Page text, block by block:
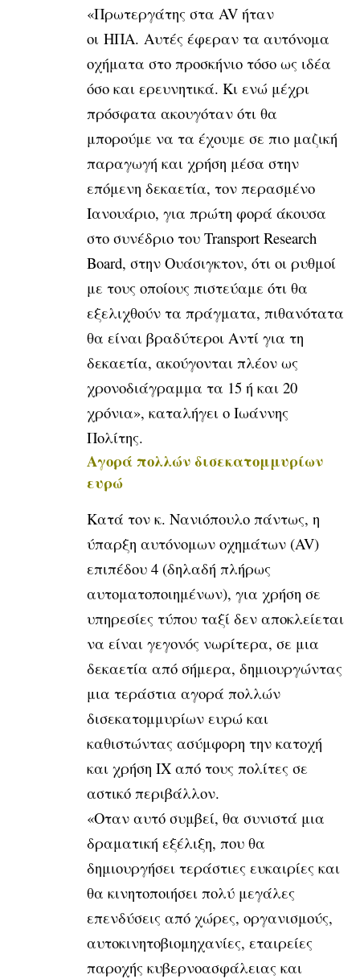
«Πρωτεργάτης στα AV ήταν
οι ΗΠΑ. Αυτές έφεραν τα αυτόνομα
οχήματα στο προσκήνιο τόσο ως ιδέα
όσο και ερευνητικά. Κι ενώ μέχρι
πρόσφατα ακουγόταν ότι θα
μπορούμε να τα έχουμε σε πιο μαζική
παραγωγή και χρήση μέσα στην
επόμενη δεκαετία, τον περασμένο
Ιανουάριο, για πρώτη φορά άκουσα
στο συνέδριο του Transport Research
Board, στην Ουάσιγκτον, ότι οι ρυθμοί
με τους οποίους πιστεύαμε ότι θα
εξελιχθούν τα πράγματα, πιθανότατα
θα είναι βραδύτεροι Αντί για τη
δεκαετία, ακούγονται πλέον ως
χρονοδιάγραμμα τα 15 ή και 20
χρόνια», καταλήγει ο Ιωάννης
Πολίτης.
Αγορά πολλών δισεκατομμυρίων
ευρώ
Κατά τον κ. Νανιόπουλο πάντως, η
ύπαρξη αυτόνομων οχημάτων (AV)
επιπέδου 4 (δηλαδή πλήρως
αυτοματοποιημένων), για χρήση σε
υπηρεσίες τύπου ταξί δεν αποκλείεται
να είναι γεγονός νωρίτερα, σε μια
δεκαετία από σήμερα, δημιουργώντας
μια τεράστια αγορά πολλών
δισεκατομμυρίων ευρώ και
καθιστώντας ασύμφορη την κατοχή
και χρήση ΙΧ από τους πολίτες σε
αστικό περιβάλλον.
«Οταν αυτό συμβεί, θα συνιστά μια
δραματική εξέλιξη, που θα
δημιουργήσει τεράστιες ευκαιρίες και
θα κινητοποιήσει πολύ μεγάλες
επενδύσεις από χώρες, οργανισμούς,
αυτοκινητοβιομηχανίες, εταιρείες
παροχής κυβερνοασφάλειας και